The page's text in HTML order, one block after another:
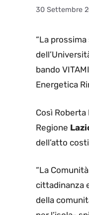
30 Settembre
“La
bando
Energetica
Così
Regione
dell’atto
“La
cittadinanza
della